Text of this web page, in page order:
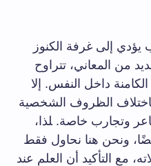
يؤدي إلى غرفة⁤ الكنوز⁢
من المعاني، ⁣تتراوح
​داخل النفس.‌ إلا
الظروف الشخصية
وتجارب خاصة. ‍لذا،
ونحن هنا نحاول فقط
مع التأكيد‌ أن العلم عند